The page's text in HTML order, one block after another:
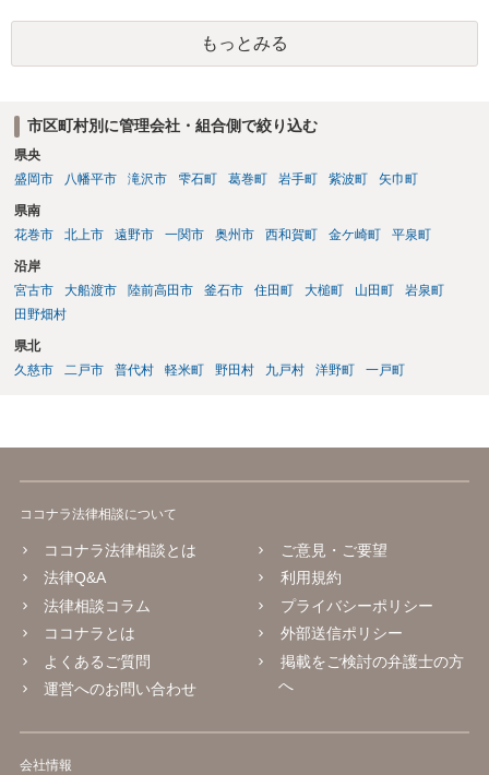
もっとみる
市区町村別に管理会社・組合側で絞り込む
県央
盛岡市
八幡平市 滝沢市 雫石町 葛巻町 岩手町 紫波町 矢巾町
県南
花巻市
北上市 遠野市 一関市 奥州市 西和賀町 金ケ崎町 平泉町
沿岸
宮古市
大船渡市 陸前高田市 釜石市 住田町 大槌町 山田町
岩泉町
田野畑村
県北
久慈市
二戸市 普代村 軽米町 野田村 九戸村 洋野町 一戸町
ココナラ法律相談について
ココナラ法律相談とは
法律Q&A
法律相談コラム
ココナラとは
よくあるご質問
運営へのお問い合わせ
ご意見・ご要望
利用規約
プライバシーポリシー
外部送信ポリシー
掲載をご検討の弁護士の方
へ
会社情報